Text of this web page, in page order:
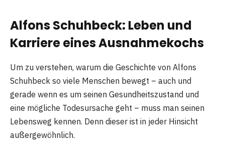
Alfons Schuhbeck: Leben und
Karriere eines Ausnahmekochs
Um zu verstehen, warum die Geschichte von Alfons
Schuhbeck so viele Menschen bewegt – auch und
gerade wenn es um seinen Gesundheitszustand und
eine mögliche Todesursache geht – muss man seinen
Lebensweg kennen. Denn dieser ist in jeder Hinsicht
außergewöhnlich.